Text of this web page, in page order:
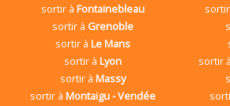
sortir à Fontainebleau
sortir à Grenoble
sortir à Le Mans
sortir à Lyon sortir
sortir à Massy
sortir à Montaigu - Vendée